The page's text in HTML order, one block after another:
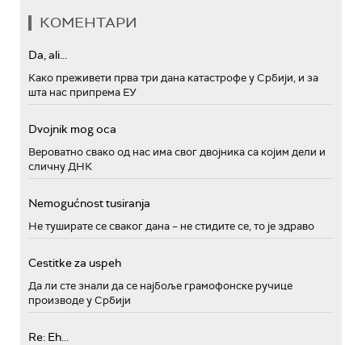
КОМЕНТАРИ
Da, ali...
Како преживети прва три дана катастрофе у Србији, и за
шта нас припрема ЕУ
Dvojnik mog oca
Вероватно свако од нас има свог двојника са којим дели и
сличну ДНК
Nemogućnost tusiranja
Не туширате се сваког дана – не стидите се, то је здраво
Cestitke za uspeh
Да ли сте знали да се најбоље грамофонске ручице
производе у Србији
Re: Eh...